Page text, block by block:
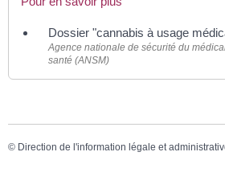
Dossier "cannabis à usage
Agence nationale de sécurité du
santé (ANSM)
© Direction de l'information légale et